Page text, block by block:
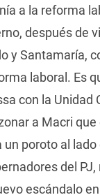
a la reforma
después de
y Santamaría,
laboral. Es
con la Unidad
a Macri
poroto al
del
escándalo